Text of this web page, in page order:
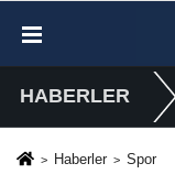
HABERLER
Haberler Spor